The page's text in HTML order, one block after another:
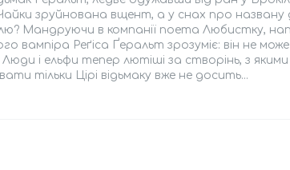
зруйнована вщент, а у снах про названу
Мандруючи в компанії поета Любистку,
вампіра Реґіса Ґеральт зрозуміє: він не
і ельфи тепер лютіші за створінь, з
тільки Цірі відьмаку вже не досить...